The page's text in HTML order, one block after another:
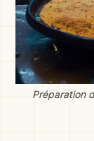
Préparation